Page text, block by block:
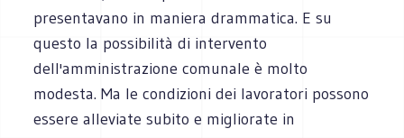
presentavano in maniera drammatica. E su
questo la possibilità di intervento
dell'amministrazione comunale è molto
modesta. Ma le condizioni dei lavoratori possono
essere alleviate subito e migliorate in